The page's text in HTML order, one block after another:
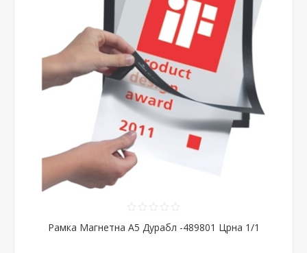
Рамка Магнетна А5 Дурабл -489801 Црна 1/1